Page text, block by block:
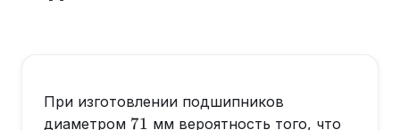
При изготовлении подшипников
диаметром 71
71 мм вероятность того, что